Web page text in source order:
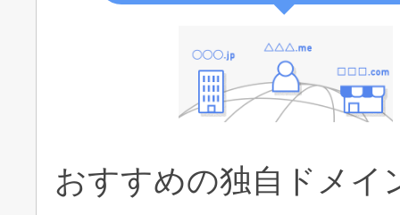
おすすめの独自ドメイ